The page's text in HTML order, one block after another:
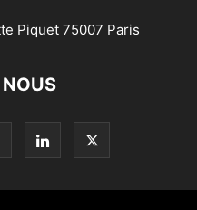
Piquet 75007 Paris